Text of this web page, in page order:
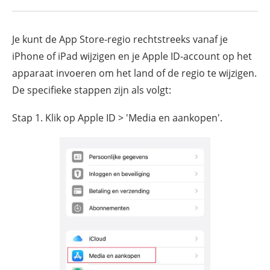
Je kunt de App Store-regio rechtstreeks vanaf je
iPhone of iPad wijzigen en je Apple ID-account op het
apparaat invoeren om het land of de regio te wijzigen.
De specifieke stappen zijn als volgt:
Stap 1. Klik op Apple ID > 'Media en aankopen'.